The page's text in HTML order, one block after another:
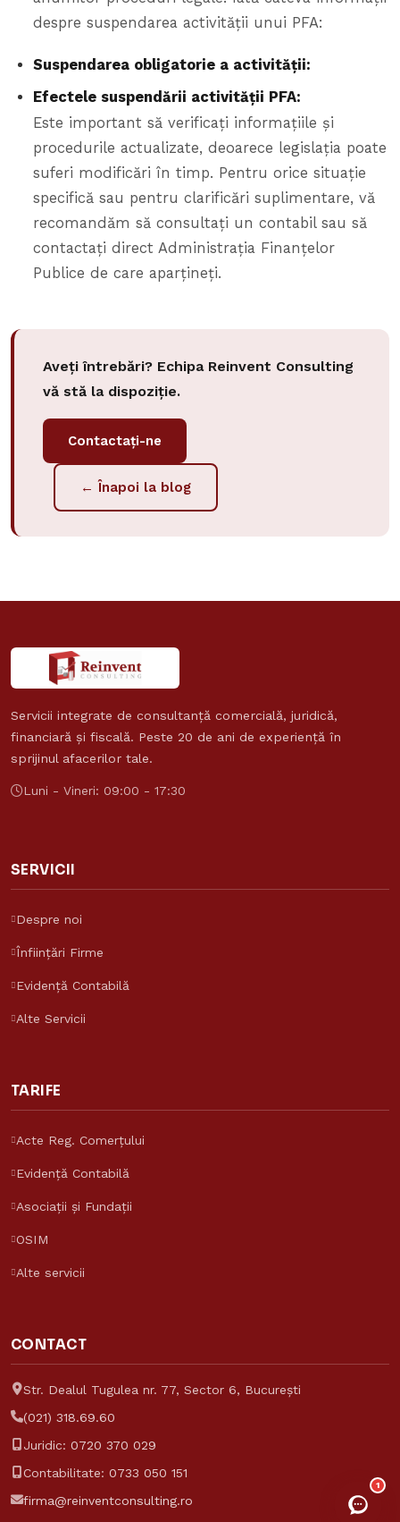
despre suspendarea activității unui PFA:
Suspendarea obligatorie a activității:
Efectele suspendării activității PFA:
Este important să verificați informațiile și
procedurile actualizate, deoarece legislația poate
suferi modificări în timp. Pentru orice situație
specifică sau pentru clarificări suplimentare, vă
recomandăm să consultați un contabil sau să
contactați direct Administrația Finanțelor
Publice de care aparțineți.
Aveți întrebări? Echipa Reinvent Consulting
vă stă la dispoziție.
Contactați-ne
← Înapoi la blog
Servicii integrate de consultanță comercială, juridică,
financiară și fiscală. Peste 20 de ani de experiență în
sprijinul afacerilor tale.
Luni - Vineri: 09:00 - 17:30
SERVICII
Despre noi
Înființări Firme
Evidență Contabilă
Alte Servicii
TARIFE
Acte Reg. Comerțului
Evidență Contabilă
Asociații și Fundații
OSIM
Alte servicii
CONTACT
Str. Dealul Tugulea nr. 77, Sector 6, București
(021) 318.69.60
Juridic: 0720 370 029
Contabilitate: 0733 050 151
firma@reinventconsulting.ro
1
Asistent Reinvent
Răspunde despre tarife și servicii